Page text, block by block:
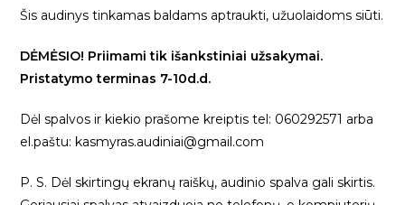
Šis audinys tinkamas baldams aptraukti, užuolaidoms siūti.
DĖMĖSIO! Priimami tik išankstiniai užsakymai.
Pristatymo terminas 7-10d.d.
Dėl spalvos ir kiekio prašome kreiptis tel: 060292571 arba
el.paštu: kasmyras.audiniai@gmail.com
P. S. Dėl skirtingų ekranų raiškų, audinio spalva gali skirtis.